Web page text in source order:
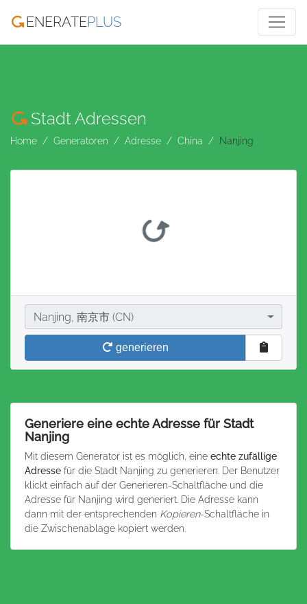
ENERATEPLUS
Stadt Adressen
Home Generatoren Adresse China Nanjing
StadtNanjing, 南京市 (CN)
generieren
Generiere eine echte Adresse für Stadt
Nanjing
Mit diesem Generator ist es möglich, eine echte zufällige
Adresse für die Stadt Nanjing zu generieren. Der Benutzer
klickt einfach auf der Generieren-Schaltfläche und die
Adresse für Nanjing wird generiert. Die Adresse kann
dann mit der entsprechenden Kopieren-Schaltfläche in
die Zwischenablage kopiert werden.